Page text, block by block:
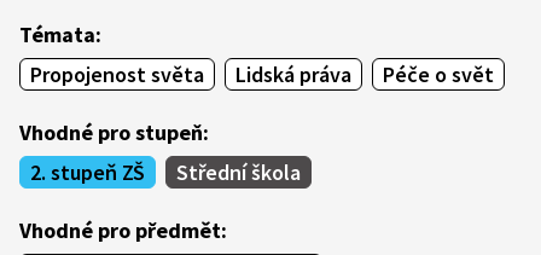
Témata:
Propojenost světa
Lidská práva Péče o svět
Vhodné pro stupeň:
2. stupeň ZŠ
Střední škola
Vhodné pro předmět: